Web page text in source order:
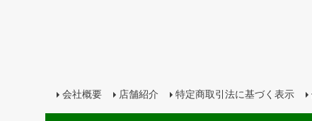
会社概要 店舗紹介 特定商取引法に基づく表示